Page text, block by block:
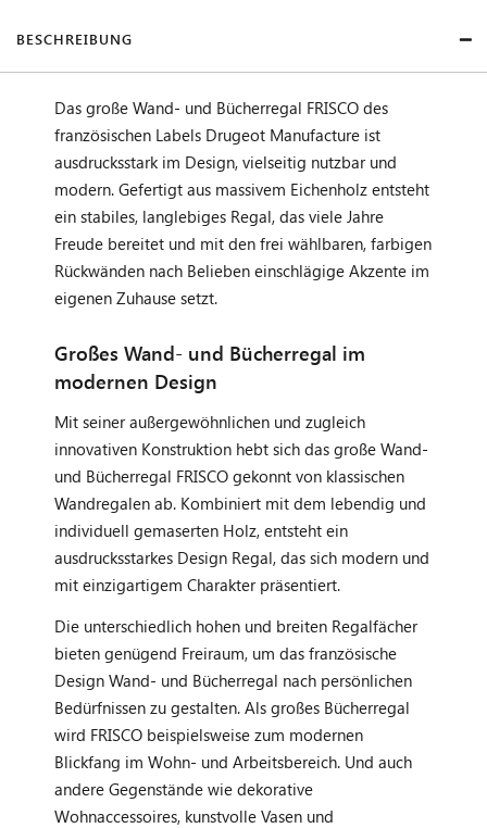
BESCHREIBUNG
Das große Wand- und Bücherregal FRISCO des
französischen Labels Drugeot Manufacture ist
ausdrucksstark im Design, vielseitig nutzbar und
modern. Gefertigt aus massivem Eichenholz entsteht
ein stabiles, langlebiges Regal, das viele Jahre
Freude bereitet und mit den frei wählbaren, farbigen
Rückwänden nach Belieben einschlägige Akzente im
eigenen Zuhause setzt.
Großes Wand- und Bücherregal im
modernen Design
Mit seiner außergewöhnlichen und zugleich
innovativen Konstruktion hebt sich das große Wand-
und Bücherregal FRISCO gekonnt von klassischen
Wandregalen ab. Kombiniert mit dem lebendig und
individuell gemaserten Holz, entsteht ein
ausdrucksstarkes Design Regal, das sich modern und
mit einzigartigem Charakter präsentiert.
Die unterschiedlich hohen und breiten Regalfächer
bieten genügend Freiraum, um das französische
Design Wand- und Bücherregal nach persönlichen
Bedürfnissen zu gestalten. Als großes Bücherregal
wird FRISCO beispielsweise zum modernen
Blickfang im Wohn- und Arbeitsbereich. Und auch
andere Gegenstände wie dekorative
Wohnaccessoires, kunstvolle Vasen und